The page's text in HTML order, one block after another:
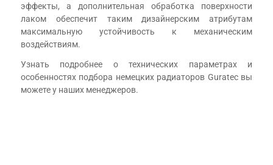
эффекты, а дополнительная обработка поверхности
лаком обеспечит таким дизайнерским атрибутам
максимальную устойчивость к механическим
воздействиям.
Узнать подробнее о технических параметрах и
особенностях подбора немецких радиаторов Guratec вы
можете у наших менеджеров.